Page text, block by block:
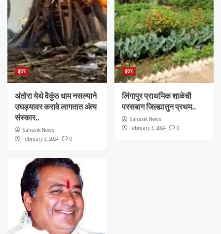
इतर
अंतोरा येथे वैकुंठ धाम नसल्याने
उघड्यावर करावे लागतात अंत्य
संस्कार..
Sahasik News
February 3, 2024
0
इतर
लिंगापुर प्राथमिक शाळेची
परसबाग जिल्ह्यातुन प्रथम..
Sahasik News
February 3, 2024
0